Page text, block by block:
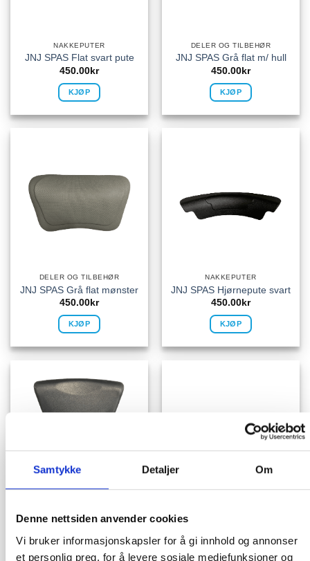
Samtykke Detaljer Om
Denne nettsiden anvender cookies
Vi bruker informasjonskapsler for å gi innhold og annonser
et personlig preg, for å levere sosiale mediefunksjoner og
NAKKEPUTER
JNJ SPAS Flat svart pute
450.00 kr
KJØP
DELER OG TILBEHØR
JNJ SPAS Grå flat m/ hull
450.00 kr
KJØP
DELER OG TILBEHØR
JNJ SPAS Grå flat mønster
450.00 kr
KJØP
NAKKEPUTER
JNJ SPAS Hjørnepute svart
450.00 kr
KJØP
Nakkeplute flat mørk grå
550.00 kr
Ponfit nakkepute grå
450.00kr